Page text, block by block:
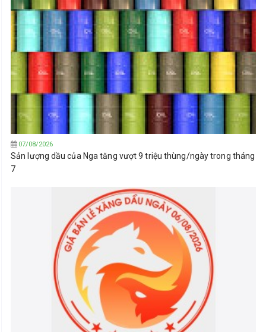
07/08/2026
Sản lượng dầu của Nga tăng vượt 9 triệu thùng/ngày trong tháng
7